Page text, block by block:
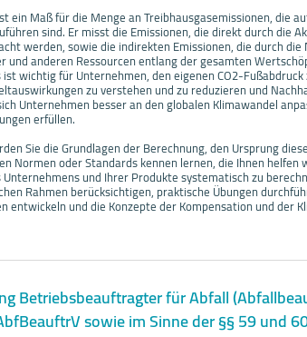
ein Maß für die Menge an Treibhausgasemissionen, die
sind. Er misst die Emissionen, die direkt durch die
werden, sowie die indirekten Emissionen, die durch die
und anderen Ressourcen entlang der gesamten
wichtig für Unternehmen, den eigenen CO2-Fußabdruck
zu verstehen und zu reduzieren und
Unternehmen besser an den globalen Klimawandel
erfüllen.
Sie die Grundlagen der Berechnung, den Ursprung
Normen oder Standards kennen lernen, die Ihnen helfen
Unternehmens und Ihrer Produkte systematisch zu
Rahmen berücksichtigen, praktische Übungen
entwickeln und die Konzepte der Kompensation und der
Betriebsbeauftragter für Abfall
sowie im Sinne der §§ 59 und